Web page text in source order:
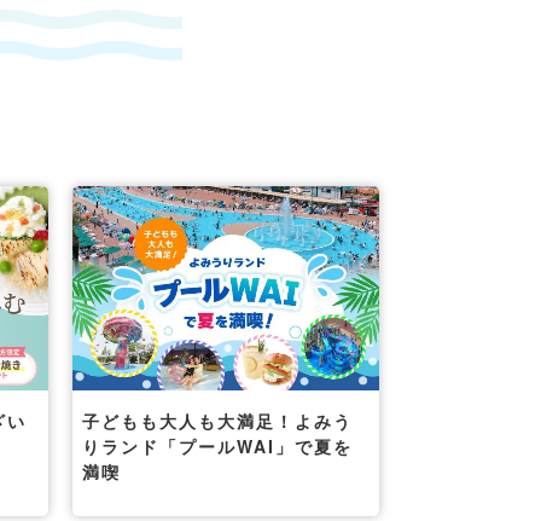
い
子どもも大人も大満足！よみう
りランド「プールWAI」で夏を
満喫